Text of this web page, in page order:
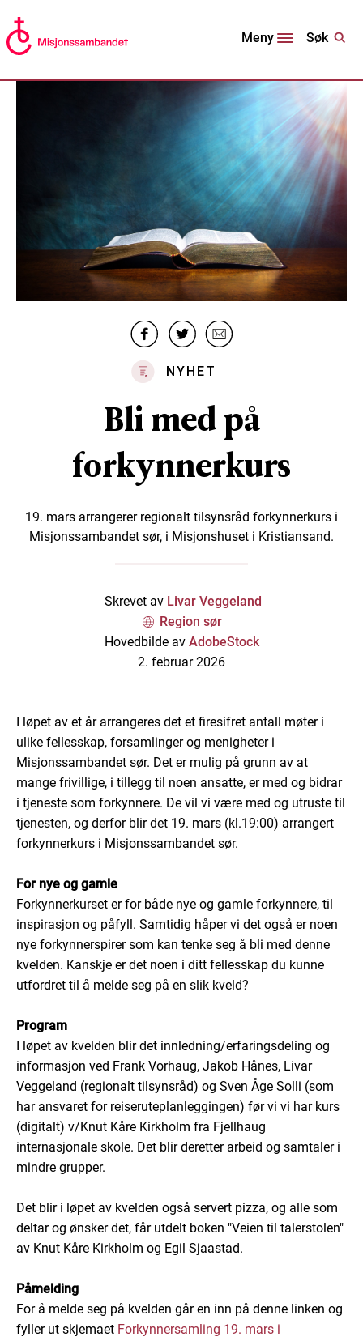
Meny Søk
NYHET
Bli med på
forkynnerkurs
19. mars arrangerer regionalt tilsynsråd forkynnerkurs i
Misjonssambandet sør, i Misjonshuset i Kristiansand.
Skrevet av Livar Veggeland
Region sør
Hovedbilde av AdobeStock
2. februar 2026
I løpet av et år arrangeres det et firesifret antall møter i
ulike fellesskap, forsamlinger og menigheter i
Misjonssambandet sør. Det er mulig på grunn av at
mange frivillige, i tillegg til noen ansatte, er med og bidrar
i tjeneste som forkynnere. De vil vi være med og utruste til
tjenesten, og derfor blir det 19. mars (kl.19:00) arrangert
forkynnerkurs i Misjonssambandet sør.
For nye og gamle
Forkynnerkurset er for både nye og gamle forkynnere, til
inspirasjon og påfyll. Samtidig håper vi det også er noen
nye forkynnerspirer som kan tenke seg å bli med denne
kvelden. Kanskje er det noen i ditt fellesskap du kunne
utfordret til å melde seg på en slik kveld?
Program
I løpet av kvelden blir det innledning/erfaringsdeling og
informasjon ved Frank Vorhaug, Jakob Hånes, Livar
Veggeland (regionalt tilsynsråd) og Sven Åge Solli (som
har ansvaret for reiseruteplanleggingen) før vi vi har kurs
(digitalt) v/Knut Kåre Kirkholm fra Fjellhaug
internasjonale skole. Det blir deretter arbeid og samtaler i
mindre grupper.
Det blir i løpet av kvelden også servert pizza, og alle som
deltar og ønsker det, får utdelt boken "Veien til talerstolen"
av Knut Kåre Kirkholm og Egil Sjaastad.
Påmelding
For å melde seg på kvelden går en inn på denne linken og
fyller ut skjemaet Forkynnersamling 19. mars i